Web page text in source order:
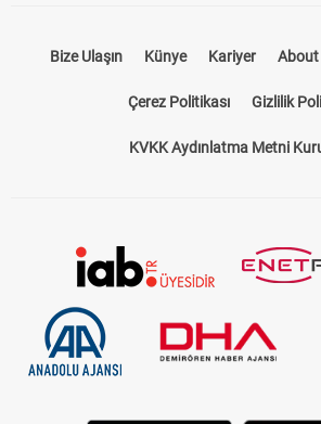
Bize Ulaşın Künye Kariyer About
Çerez Politikası Gizlilik
KVKK Aydınlatma Metni